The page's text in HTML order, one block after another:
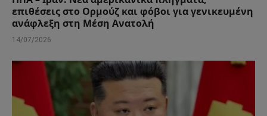
επιθέσεις στο Ορμούζ και φόβοι για γενικευμένη
ανάφλεξη στη Μέση Ανατολή
14/07/2026